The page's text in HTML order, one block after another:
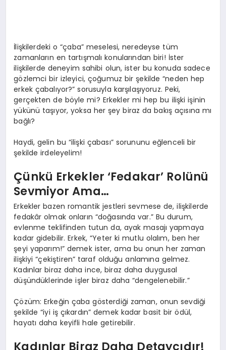
İlişkilerdeki o “çaba” meselesi, neredeyse tüm
zamanların en tartışmalı konularından biri! İster
ilişkilerde deneyim sahibi olun, ister bu konuda sadece
gözlemci bir izleyici, çoğumuz bir şekilde “neden hep
erkek çabalıyor?” sorusuyla karşılaşıyoruz. Peki,
gerçekten de böyle mi? Erkekler mi hep bu ilişki işinin
yükünü taşıyor, yoksa her şey biraz da bakış açısına mı
bağlı?
Haydi, gelin bu “ilişki çabası” sorununu eğlenceli bir
şekilde irdeleyelim!
Çünkü Erkekler ‘Fedakar’ Rolünü
Sevmiyor Ama…
Erkekler bazen romantik jestleri sevmese de, ilişkilerde
fedakâr olmak onların “doğasında var.” Bu durum,
evlenme teklifinden tutun da, ayak masajı yapmaya
kadar gidebilir. Erkek, “Yeter ki mutlu olalım, ben her
şeyi yaparım!” demek ister, ama bu onun her zaman
ilişkiyi “çekiştiren” taraf olduğu anlamına gelmez.
Kadınlar biraz daha ince, biraz daha duygusal
düşündüklerinde işler biraz daha “dengelenebilir.”
Çözüm: Erkeğin çaba gösterdiği zaman, onun sevdiği
şekilde “iyi iş çıkardın” demek kadar basit bir ödül,
hayatı daha keyifli hale getirebilir.
Kadınlar Biraz Daha Detaycıdır!